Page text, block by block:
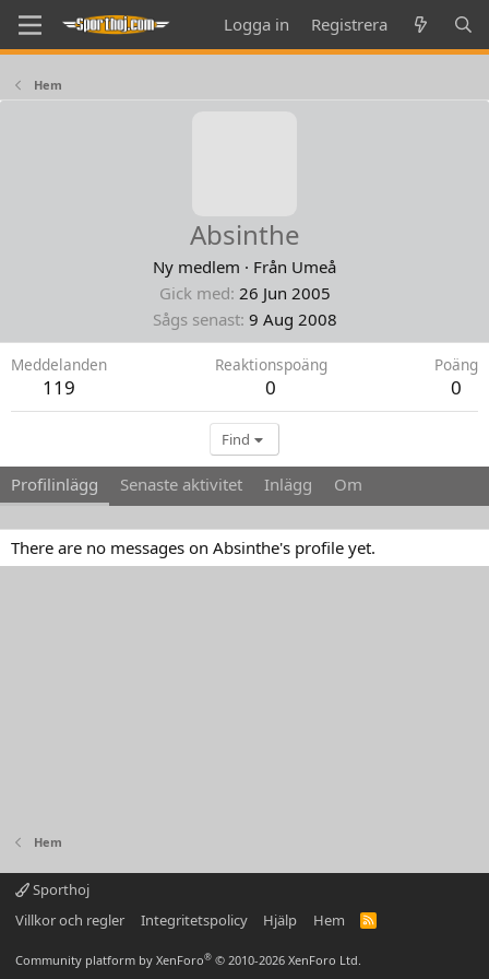
Logga in Registrera
Hem
Absinthe
Ny medlem · Från Umeå
Gick med 26 Jun 2005
Sågs senast 9 Aug 2008
Meddelanden
119
Reaktionspoäng
0
Poäng
0
Find
Profilinlägg Senaste aktivitet Inlägg Om
There are no messages on Absinthe's profile yet.
Hem
Sporthoj
Villkor och regler
Integritetspolicy Hjälp Hem
R
Community platform by XenForo® © 2010-2026 XenForo Ltd.